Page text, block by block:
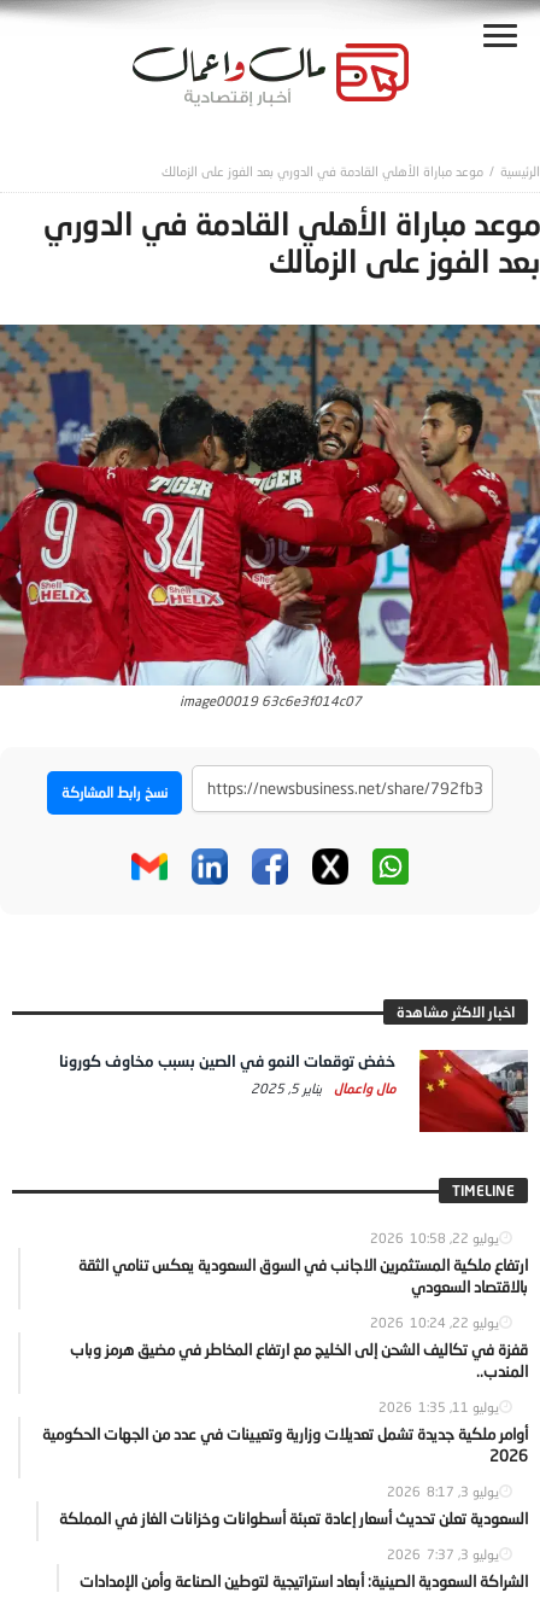
موعد مباراة الأهلي القادمة في الدوري بعد الفوز على الزمالك
موعد مباراة الأهلي القادمة في الدوري
بعد الفوز على الزمالك
image00019 63c6e3f014c07
نسخ رابط المشاركة
اخبار الاكثر مشاهدة
خفض توقعات النمو في الصين بسبب مخاوف كورونا
مال واعمال يناير 5, 2025
TIMELINE
يوليو 22, 2026 10:58
ارتفاع ملكية المستثمرين الاجانب في السوق السعودية يعكس تنامي الثقة
بالاقتصاد السعودي
يوليو 22, 2026 10:24
قفزة في تكاليف الشحن إلى الخليج مع ارتفاع المخاطر في مضيق هرمز وباب
المندب..
يوليو 11, 2026 1:35
أوامر ملكية جديدة تشمل تعديلات وزارية وتعيينات في عدد من الجهات الحكومية
2026
يوليو 3, 2026 8:17
السعودية تعلن تحديث أسعار إعادة تعبئة أسطوانات وخزانات الغاز في المملكة
يوليو 3, 2026 7:37
الشراكة السعودية الصينية: أبعاد استراتيجية لتوطين الصناعة وأمن الإمدادات